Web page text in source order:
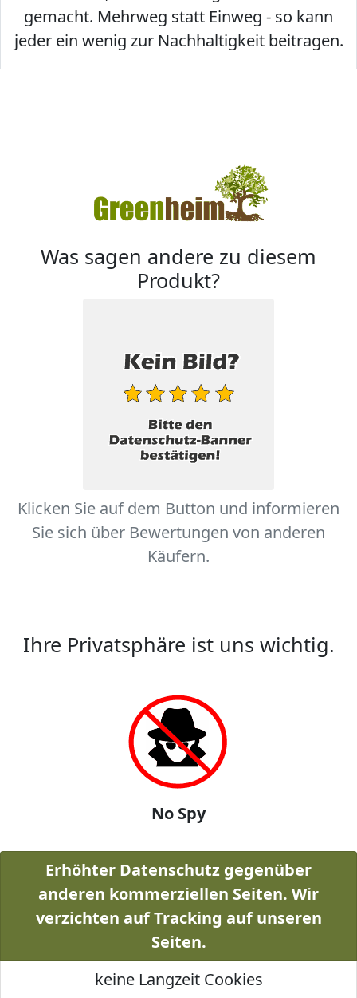
gemacht. Mehrweg statt Einweg - so kann
jeder ein wenig zur Nachhaltigkeit beitragen.
Was sagen andere zu diesem
Produkt?
Klicken Sie auf dem Button und informieren
Sie sich über Bewertungen von anderen
Käufern.
Ihre Privatsphäre ist uns wichtig.
No Spy
Erhöhter Datenschutz gegenüber
anderen kommerziellen Seiten. Wir
verzichten auf Tracking auf unseren
Seiten.
keine Langzeit Cookies